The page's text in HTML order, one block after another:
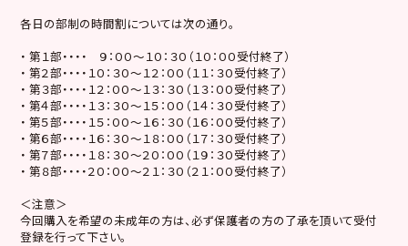
各日の部制の時間割については次の通り。
・ 第１部・・・・ ９：００～１０：３０（１０：００受付終了）
・ 第２部・・・・１０：３０～１２：００（１１：３０受付終了）
・ 第３部・・・・１２：００～１３：３０（１３：００受付終了）
・ 第４部・・・・１３：３０～１５：００（１４：３０受付終了）
・ 第５部・・・・１５：００～１６：３０（１６：００受付終了）
・ 第６部・・・・１６：３０～１８：００（１７：３０受付終了）
・ 第７部・・・・１８：３０～２０：００（１９：３０受付終了）
・ 第８部・・・・２０：００～２１：３０（２１：００受付終了）
＜注意＞
今回購入を希望の未成年の方は、必ず保護者の方の了承を頂いて受付
登録を行って下さい。